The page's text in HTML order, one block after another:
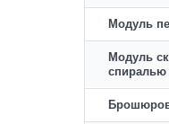
Модуль
Модуль
спиралью